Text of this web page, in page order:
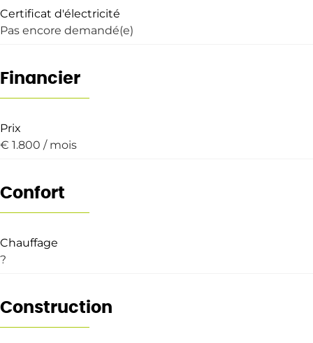
Certificat d'électricité
Pas encore demandé(e)
Financier
Prix
€ 1.800 / mois
Confort
Chauffage
?
Construction